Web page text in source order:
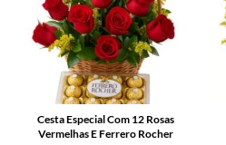
Cesta Especial Com 12 Rosas
Vermelhas E Ferrero Rocher